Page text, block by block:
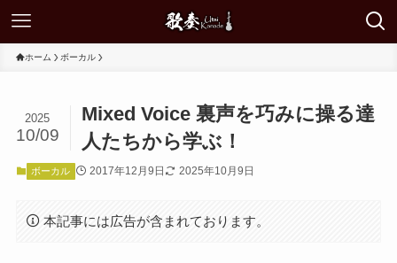
ホーム ボーカル
Mixed Voice 裏声を巧みに操る達
人たちから学ぶ！
2025
10/09
ボーカル 2017年12月9日 2025年10月9日
本記事には広告が含まれております。